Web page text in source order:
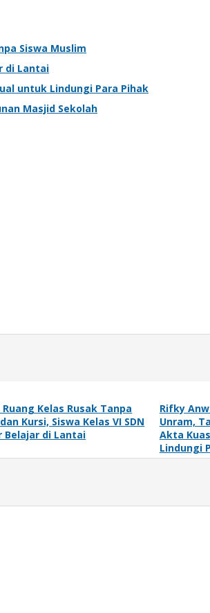
Siswa Muslim
di Lantai
untuk Lindungi Para Pihak
Masjid Sekolah
Kelas Rusak Tanpa
Kursi, Siswa Kelas VI SDN
Belajar di Lantai
Rifky
Unram,
Akta
Lindungi